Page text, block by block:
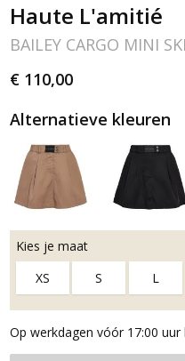
Haute L'amitié
BAILEY CARGO MINI
€ 110,00
Alternatieve kleuren
Kies je maat
XS
S L
Op werkdagen vóór 17:00